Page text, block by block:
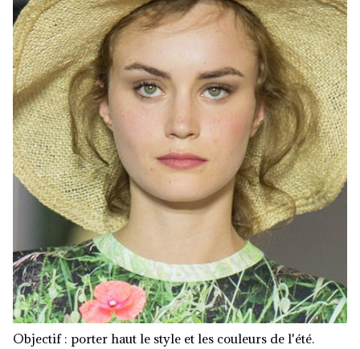
Objectif : porter haut le style et les couleurs de l'été.